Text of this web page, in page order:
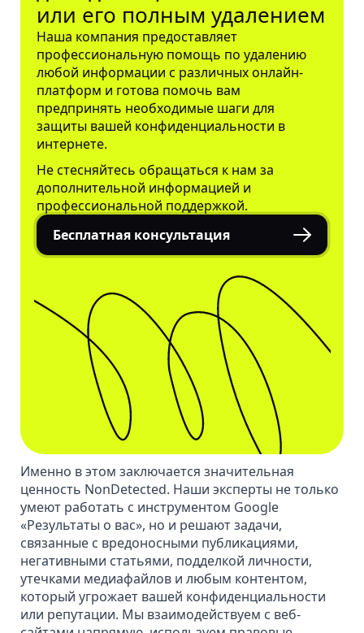
или его полным удалением
Наша компания предоставляет
профессиональную помощь по удалению
любой информации с различных онлайн-
платформ и готова помочь вам
предпринять необходимые шаги для
защиты вашей конфиденциальности в
интернете.
Не стесняйтесь обращаться к нам за
дополнительной информацией и
профессиональной поддержкой.
Бесплатная консультация
Именно в этом заключается значительная
ценность NonDetected. Наши эксперты не только
умеют работать с инструментом Google
«Результаты о вас», но и решают задачи,
связанные с вредоносными публикациями,
негативными статьями, подделкой личности,
утечками медиафайлов и любым контентом,
который угрожает вашей конфиденциальности
или репутации. Мы взаимодействуем с веб-